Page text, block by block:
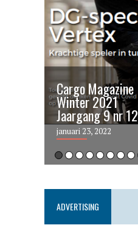
Cargo Magazine
Winter 2021
Jaargang 9 nr 12
januari 23, 2022
ADVERTISING